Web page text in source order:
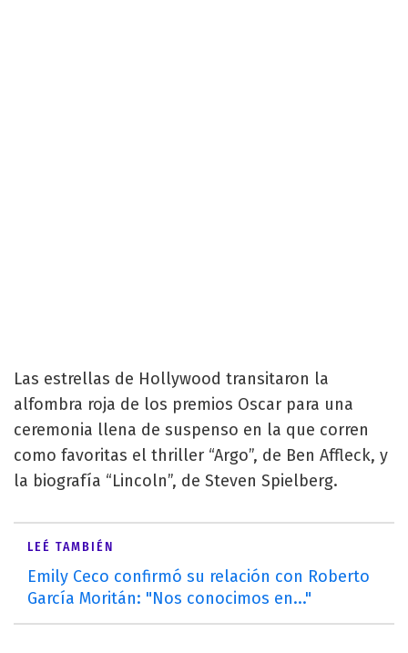
Las estrellas de Hollywood transitaron la
alfombra roja de los premios Oscar para una
ceremonia llena de suspenso en la que corren
como favoritas el thriller “Argo”, de Ben Affleck, y
la biografía “Lincoln”, de Steven Spielberg.
LEÉ TAMBIÉN
Emily Ceco confirmó su relación con Roberto
García Moritán: "Nos conocimos en..."